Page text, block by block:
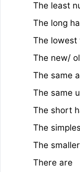
The least
The long
The lowest
The new/
The same
The same
The short
The
The
There are